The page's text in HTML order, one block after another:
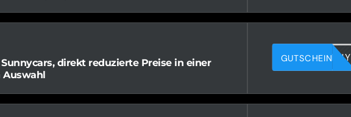
Sunnycars, direkt reduzierte Preise in einer
Auswahl
SXQP4KLUY
GUTSCHEIN